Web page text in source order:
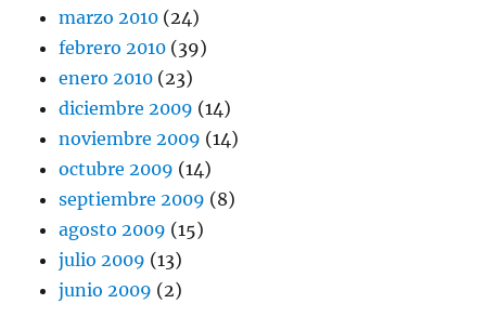
marzo 2010 (24)
febrero 2010 (39)
enero 2010 (23)
diciembre 2009 (14)
noviembre 2009 (14)
octubre 2009 (14)
septiembre 2009 (8)
agosto 2009 (15)
julio 2009 (13)
junio 2009 (2)